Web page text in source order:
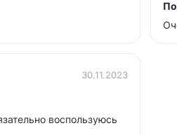
30.11.2023
воспользуюсь